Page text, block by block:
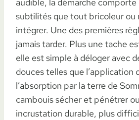
audible, la démarche comporte
subtilités que tout bricoleur ou
intégrer. Une des premières
jamais tarder. Plus une tache
elle est simple à déloger avec
douces telles que l’application
l’absorption par la terre de
cambouis sécher et pénétrer
incrustation durable, plus